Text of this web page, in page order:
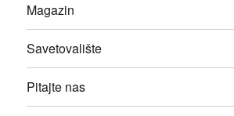
Magazin
Savetovalište
Pitajte nas